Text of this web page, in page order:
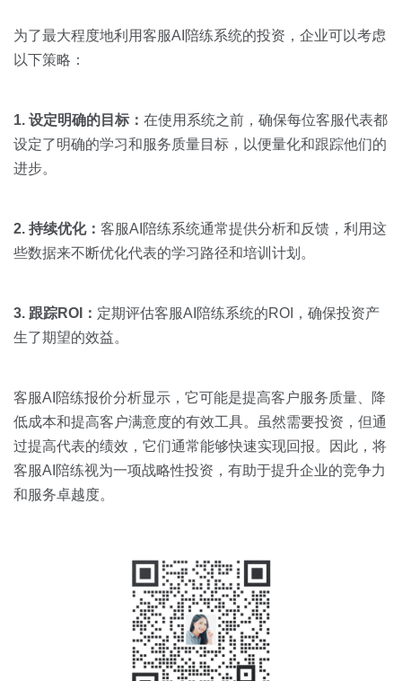
为了最大程度地利用客服AI陪练系统的投资，企业可以考虑
以下策略：
1. 设定明确的目标： 在使用系统之前，确保每位客服代表都
设定了明确的学习和服务质量目标，以便量化和跟踪他们的
进步。
2. 持续优化： 客服AI陪练系统通常提供分析和反馈，利用这
些数据来不断优化代表的学习路径和培训计划。
3. 跟踪ROI ： 定期评估客服AI陪练系统的ROI，确保投资产
生了期望的效益。
客服AI陪练报价分析显示，它可能是提高客户服务质量、降
低成本和提高客户满意度的有效工具。虽然需要投资，但通
过提高代表的绩效，它们通常能够快速实现回报。因此，将
客服AI陪练视为一项战略性投资，有助于提升企业的竞争力
和服务卓越度。